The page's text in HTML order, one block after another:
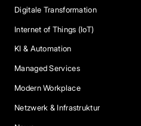
Digitale Transformation
Internet of Things (IoT)
KI & Automation
Managed Services
Modern Workplace
Netzwerk & Infrastruktur